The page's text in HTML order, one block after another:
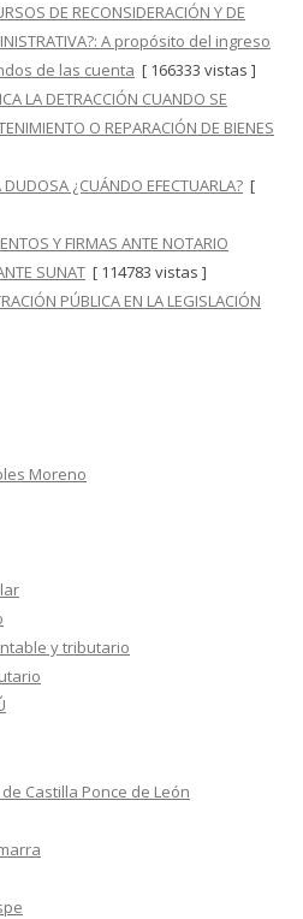
DE RECONSIDERACIÓN Y DE
A propósito del ingreso
de las cuenta [ 166333 vistas ]
LA DETRACCIÓN CUANDO SE
O REPARACIÓN DE BIENES
¿CUÁNDO EFECTUARLA? [
Y FIRMAS ANTE NOTARIO
SUNAT [ 114783 vistas ]
PÚBLICA EN LA LEGISLACIÓN
Moreno
y tributario
Castilla Ponce de León